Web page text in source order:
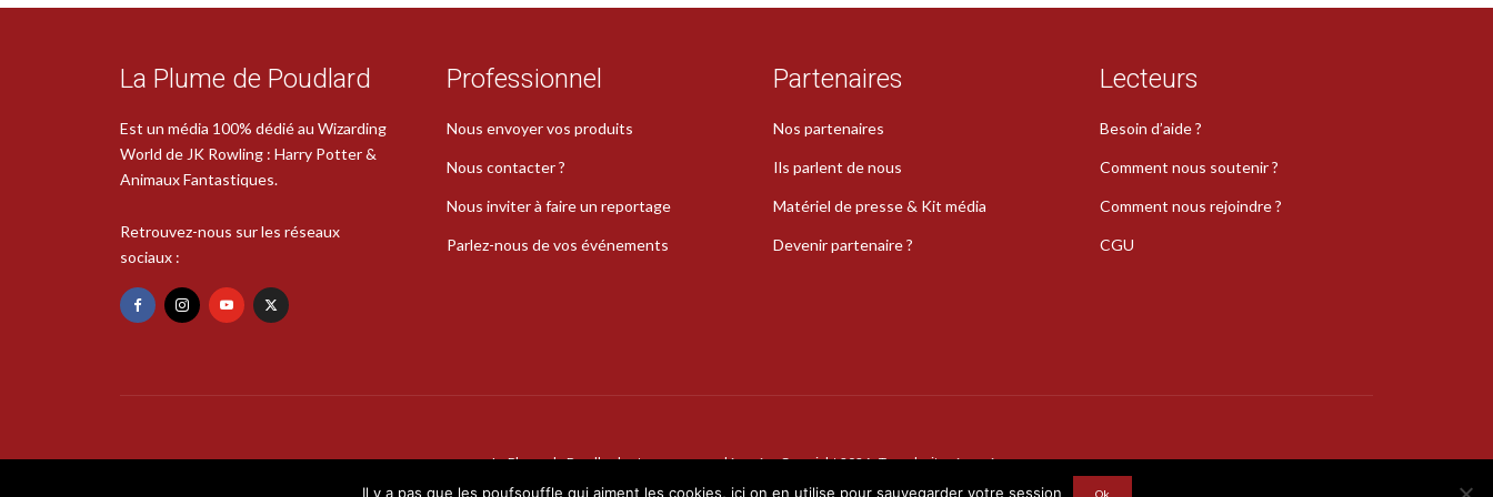
La Plume de Poudlard
Est un média 100% dédié au Wizarding
World de JK Rowling : Harry Potter &
Animaux Fantastiques.
Retrouvez-nous sur les réseaux
sociaux :
Professionnel
Nous envoyer vos produits
Nous contacter ?
Nous inviter à faire un reportage
Parlez-nous de vos événements
Partenaires
Nos partenaires
Ils parlent de nous
Matériel de presse & Kit média
Devenir partenaire ?
Lecteurs
Besoin d’aide ?
Comment nous soutenir ?
Comment nous rejoindre ?
CGU
La Plume de Poudlard est une marque déposée · Copyright 2026 · Tous droits réservés
Il y a pas que les poufsouffle qui aiment les cookies, ici on en utilise pour sauvegarder votre session Ok